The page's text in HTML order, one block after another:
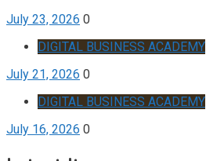
July 23, 2026 0
DIGITAL BUSINESS ACADEMY
July 21, 2026 0
DIGITAL BUSINESS ACADEMY
July 16, 2026 0